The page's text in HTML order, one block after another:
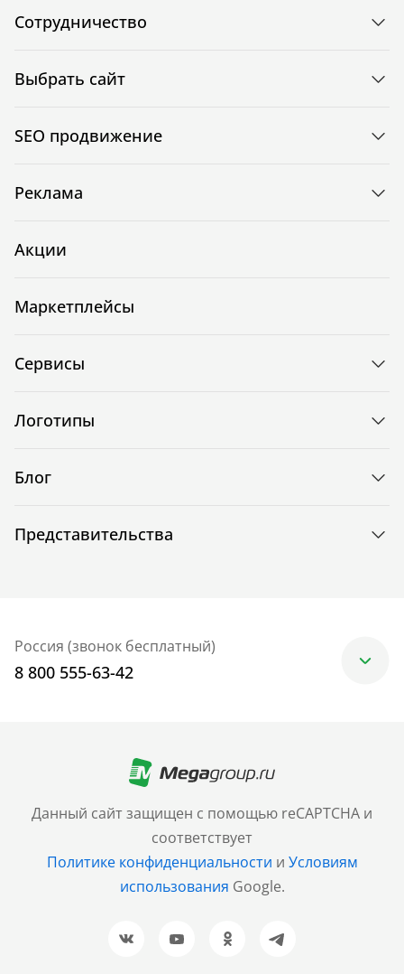
Данный сайт защищен с помощью reCAPTCHA и
соответствует
Политике конфиденциальности и Условиям
использования Google.
Сотрудничество
Выбрать сайт
SEO продвижение
Реклама
Акции
Маркетплейсы
Сервисы
Логотипы
Блог
Представительства
Россия (звонок бесплатный)
8 800 555-63-42
+7 (499) 705-30-10
Санкт-Петербург
+7 (812) 600-77-33
Барнаул
+7 (961) 999-93-93
Новосибирск